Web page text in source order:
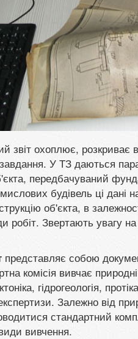
звіт охоплює, розкриває
У ТЗ даються
передбачуваний
будівель ці дані
об'єкта, в
робіт. Звертають увагу
представляє собою
комісія вивчає
гідрогеологія,
Залежно від
стандартний
вивчення.